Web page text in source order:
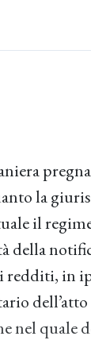
la
il
in
dell’atto
nel quale